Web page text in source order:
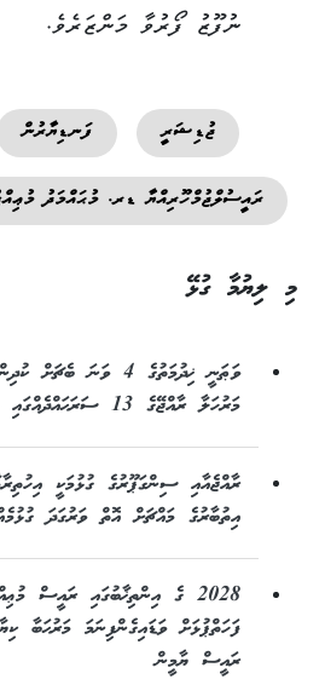
ނުފޫޒު ފޯރުވާ މަންޒަރެވެ.
ޖުޑިޝަރީ ފަނޑިޔާރުން
ރައީސުލްޖުމްހޫރިއްޔާ ޑރ. މުޙައްމަދު
މި ލިޔުމާ ގުޅޭ
ވަޠަނީ ޚިދުމަތުގެ 4 ވަނަ
މަރުހަލާ ރާއްޖޭގެ 13 ސަރަޙައްދެއްގައި ފަށައިފި
ރާއްޖެއާއި ސިންގަޕޫރުގެ ގުޅުމަކީ
އިތުބާރުގެ މައްޗަށް އޮތް ވަރުގަދަ
2028 ގެ އިންތިޚާބުގައި ރައީސް
ފަހަތްޕުޅަށް ވަޑައިގެންފިނަމަ މަރުޙަބާ
ރައީސް ޔާމީން